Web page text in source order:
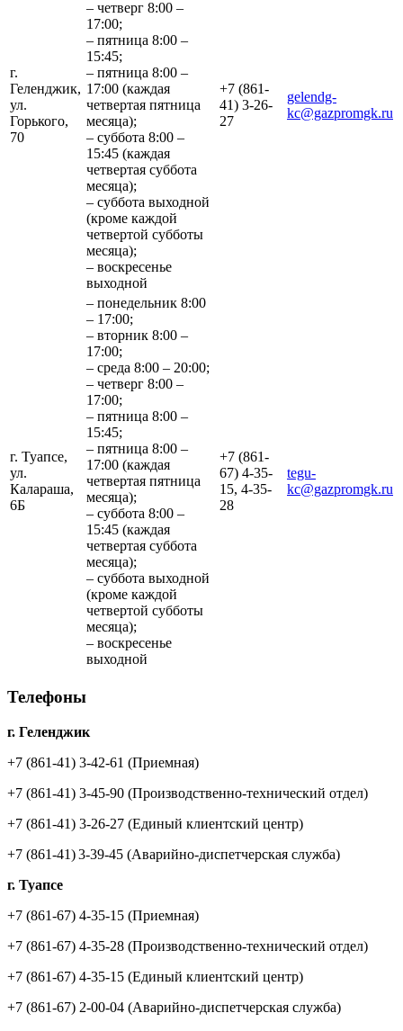
г.
Геленджик,
ул.
Горького,
70
– четверг 8:00 –
17:00;
– пятница 8:00 –
15:45;
– пятница 8:00 –
17:00 (каждая
четвертая пятница
месяца);
– суббота 8:00 –
15:45 (каждая
четвертая суббота
месяца);
– суббота выходной
(кроме каждой
четвертой субботы
месяца);
– воскресенье
выходной
+7 (861-
41) 3-26-
27
gelendg-
kc@gazpromgk.ru
г. Туапсе,
ул.
Калараша,
6Б
– понедельник 8:00
– 17:00;
– вторник 8:00 –
17:00;
– среда 8:00 – 20:00;
– четверг 8:00 –
17:00;
– пятница 8:00 –
15:45;
– пятница 8:00 –
17:00 (каждая
четвертая пятница
месяца);
– суббота 8:00 –
15:45 (каждая
четвертая суббота
месяца);
– суббота выходной
(кроме каждой
четвертой субботы
месяца);
– воскресенье
выходной
+7 (861-
67) 4-35-
15, 4-35-
28
tegu-
kc@gazpromgk.ru
Телефоны
г. Геленджик
+7 (861-41) 3-42-61 (Приемная)
+7 (861-41) 3-45-90 (Производственно-технический отдел)
+7 (861-41) 3-26-27 (Единый клиентский центр)
+7 (861-41) 3-39-45 (Аварийно-диспетчерская служба)
г. Туапсе
+7 (861-67) 4-35-15 (Приемная)
+7 (861-67) 4-35-28 (Производственно-технический отдел)
+7 (861-67) 4-35-15 (Единый клиентский центр)
+7 (861-67) 2-00-04 (Аварийно-диспетчерская служба)